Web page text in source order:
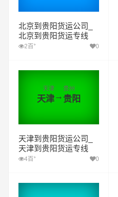
北京到贵阳货运公司_
北京到贵阳货运专线
2百 + 0
天津
天津→
贵州
贵阳
天津到贵阳货运公司_
天津到贵阳货运专线
4百 + 0